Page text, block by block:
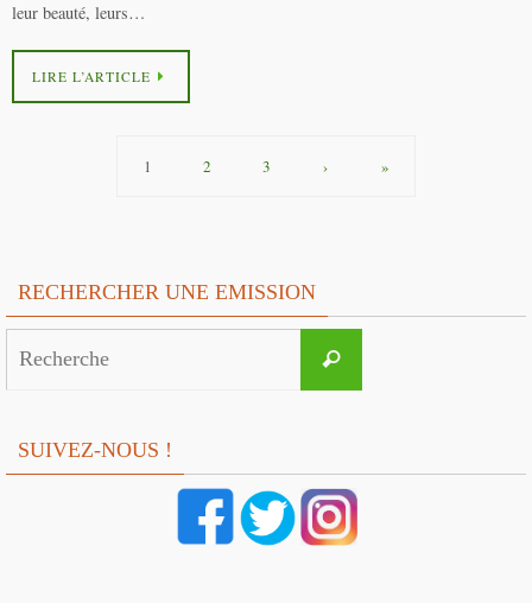
leur beauté, leurs…
LIRE L’ARTICLE
1 2 3 › »
RECHERCHER UNE EMISSION
Recherche
SUIVEZ-NOUS !